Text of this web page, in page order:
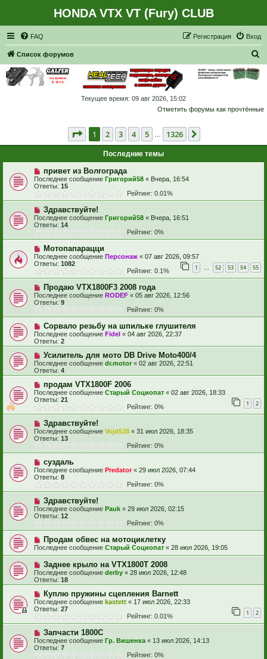
HONDA VTX VT (Fury) CLUB
FAQ Вход
Регистрация
Список форумов
к
Текущее время: 09 авг 2026, 15:02
Отметить форумы как прочтённые
Страница из 1326
1 2 3 4 5 1326
Последние темы
привет из Волгограда
Последнее сообщение Григорий58 « Вчера, 16:54
Ответы: 15
Рейтинг: 0.01%
Здравствуйте!
Последнее сообщение Григорий58 « Вчера, 16:51
Ответы: 14
Рейтинг: 0%
Мотопапарацци
Последнее сообщение Персонаж « 07 авг 2026, 09:57
Ответы: 1082 1 … 52 53 54 55
Рейтинг: 0.1%
Продаю VTX1800F3 2008 года
Последнее сообщение RODEF « 05 авг 2026, 12:56
Ответы: 9
Рейтинг: 0%
Сорвало резьбу на шпильке глушителя
Последнее сообщение Fidel « 04 авг 2026, 22:37
Ответы: 2
Усилитель для мото DB Drive Moto400/4
Последнее сообщение dr.motor « 02 авг 2026, 22:51
Ответы: 4
продам VTX1800F 2006
Последнее сообщение Старый Социопат « 02 авг 2026, 18:33
Ответы: 21 1 2
Рейтинг: 0%
Здравствуйте!
Последнее сообщение Vojd528 « 31 июл 2026, 18:35
Ответы: 13
Рейтинг: 0%
суздаль
Последнее сообщение Predator« 29 июл 2026, 07:44
Ответы: 8
Рейтинг: 0%
Здравствуйте!
Последнее сообщение Pauk « 29 июл 2026, 02:15
Ответы: 12
Рейтинг: 0%
Продам обвес на мотоциклетку
Последнее сообщение Старый Социопат « 28 июл 2026, 19:05
Заднее крыло на VTX1800T 2008
Последнее сообщение derby « 28 июл 2026, 12:48
Ответы: 18
Куплю пружины сцепления Barnett
Последнее сообщение kastett « 17 июл 2026, 22:33
Ответы: 27 1 2
Рейтинг: 0.01%
Запчасти 1800С
Последнее сообщение Гр. Вишенка « 13 июл 2026, 14:13
Ответы: 7
Рейтинг: 0%